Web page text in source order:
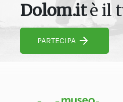
Dolom.itè il
PARTECIPA